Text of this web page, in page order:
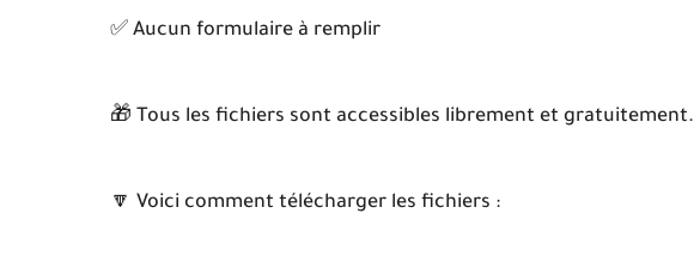
✅ Aucun formulaire à remplir
🎁 Tous les fichiers sont accessibles librement et gratuitement.
🔽 Voici comment télécharger les fichiers :